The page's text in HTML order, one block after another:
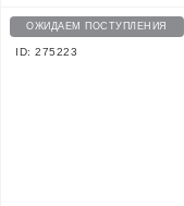
ОЖИДАЕМ ПОСТУПЛЕНИЯ
ID: 275223